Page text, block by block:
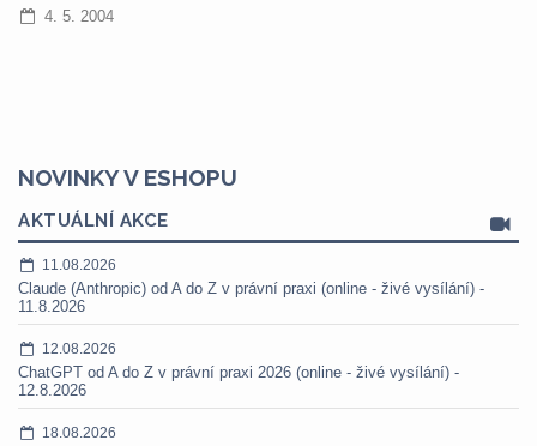
4. 5. 2004
NOVINKY V ESHOPU
AKTUÁLNÍ AKCE
11.08.2026
Claude (Anthropic) od A do Z v právní praxi (online - živé vysílání) -
11.8.2026
12.08.2026
ChatGPT od A do Z v právní praxi 2026 (online - živé vysílání) -
12.8.2026
18.08.2026